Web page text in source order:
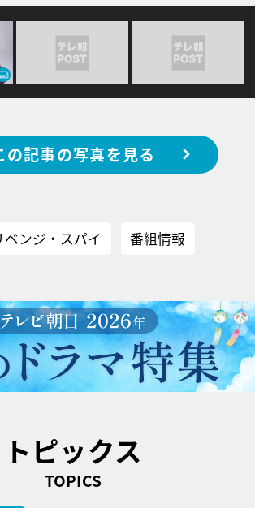
の記事の写真を見る
ベンジ・スパイ 番組情報
トピックス
TOPICS